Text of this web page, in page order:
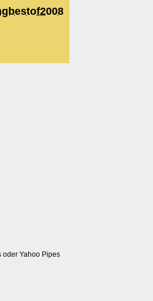
oder Yahoo Pipes